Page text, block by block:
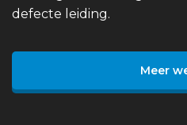
defecte leiding.
Meer